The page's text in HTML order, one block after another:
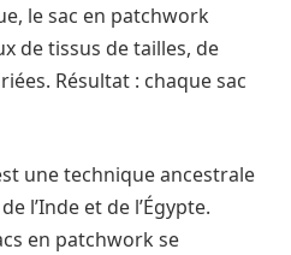
le sac en patchwork
de tissus de tailles, de
Résultat : chaque sac
une technique ancestrale
l’Inde et de l’Égypte.
en patchwork se